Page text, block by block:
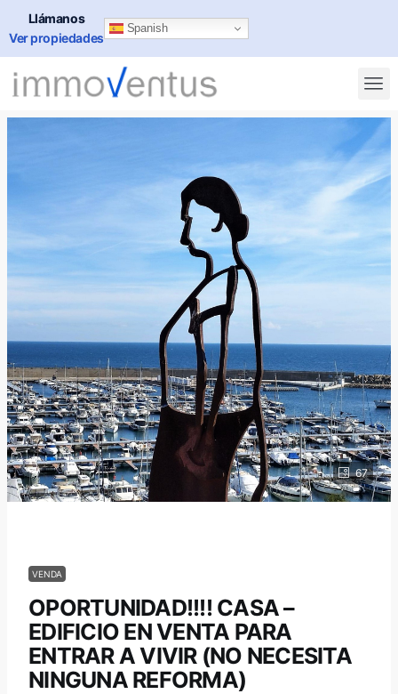
Spanish
Llámanos
Ver propiedades
67
VENDA
OPORTUNIDAD!!!! CASA –
EDIFICIO EN VENTA PARA
ENTRAR A VIVIR (NO NECESITA
NINGUNA REFORMA)